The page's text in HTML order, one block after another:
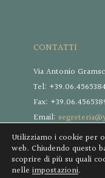
CONTATTI
Via Antonio
Tel:
Fax:
Email:
Utilizziamo i cookie per
web. Chiudendo questo
scoprire di più su quali
nelle impostazioni.